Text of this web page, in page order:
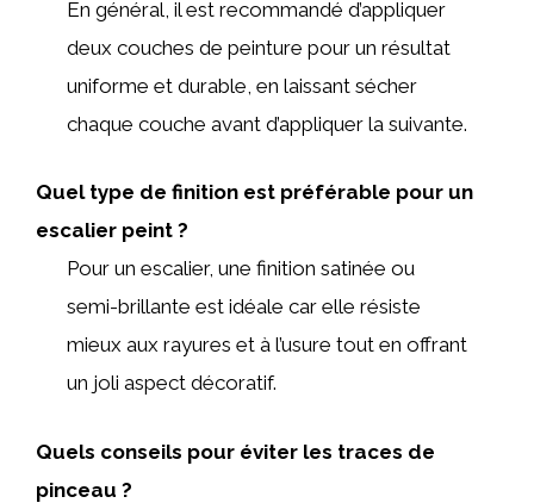
En général, il est recommandé d’appliquer
deux couches de peinture pour un résultat
uniforme et durable, en laissant sécher
chaque couche avant d’appliquer la suivante.
Quel type de finition est préférable pour un
escalier peint ?
Pour un escalier, une finition satinée ou
semi-brillante est idéale car elle résiste
mieux aux rayures et à l’usure tout en offrant
un joli aspect décoratif.
Quels conseils pour éviter les traces de
pinceau ?